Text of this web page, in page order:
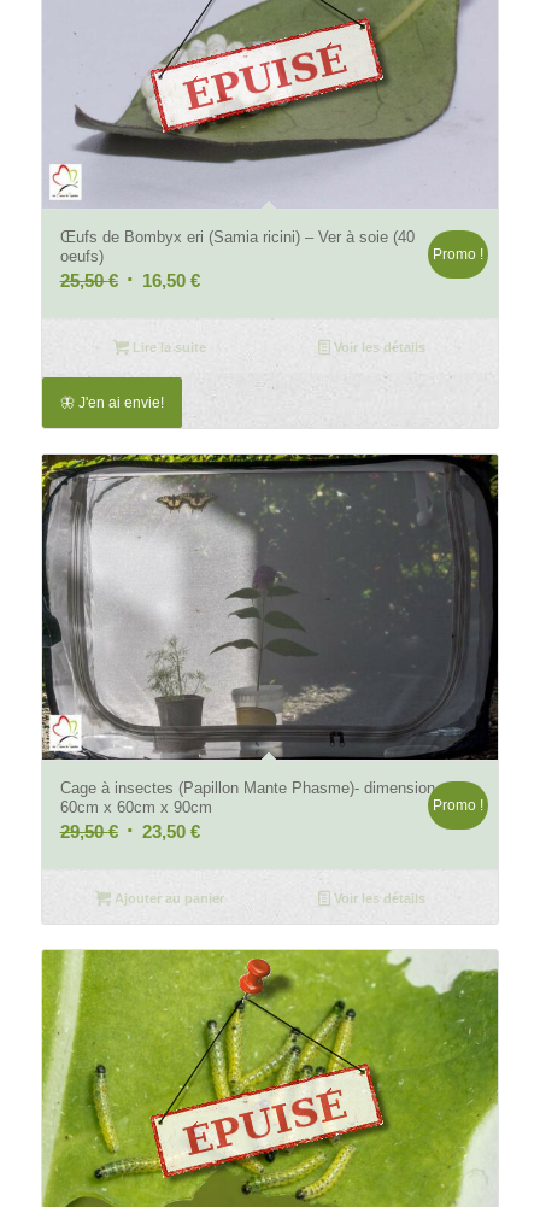
Œufs de Bombyx eri (Samia ricini) – Ver à soie (40
oeufs)
25,50€ Le
initial
25,50 €.
16,50 €Le
16,50 €.
Promo !
Lire la suite Voir les détails
🦋 J'en ai envie!
Cage à insectes (Papillon Mante Phasme)- dimension
60cm x 60cm x 90cm
29,50€ Le
29,50 €.
23,50 €Le
23,50 €.
Promo !
Ajouter au panier Voir les détails